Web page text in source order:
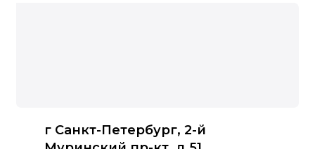
г Санкт-Петербург, 2-й